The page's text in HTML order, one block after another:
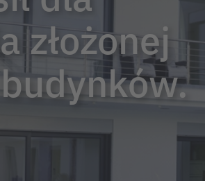
złożonej